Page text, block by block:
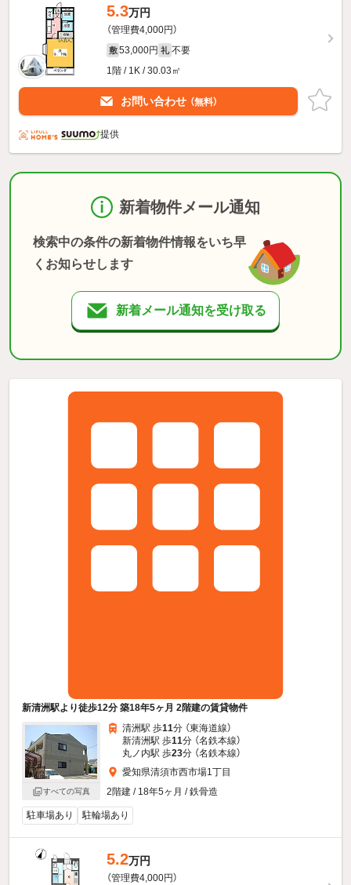
5.3万円
（管理費4,000円）
敷 53,000円 礼 不要
1階 / 1K / 30.03㎡
お問い合わせ （無料）
提供
新着物件メール通知
検索中の条件の新着物件情報をいち早
くお知らせします
新着メール通知を受け取る
新清洲駅より徒歩12分 築18年5ヶ月 2階建の賃貸物件
すべての写真
清洲駅 歩11分 （東海道線）
新清洲駅 歩11分 （名鉄本線）
丸ノ内駅 歩23分 （名鉄本線）
愛知県清須市西市場1丁目
2階建 / 18年5ヶ月 / 鉄骨造
駐車場あり 駐輪場あり
5.2万円
（管理費4,000円）